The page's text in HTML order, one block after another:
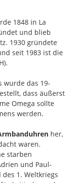
1848 in La
und blieb
1930 gründete
seit 1983 ist die
wurde das 19-
dass äußerst
Omega sollte
werden.
her,
waren.
starben
und Paul-
1. Weltkriegs